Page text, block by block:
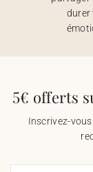
durer
5€ offerts
Inscrivez-